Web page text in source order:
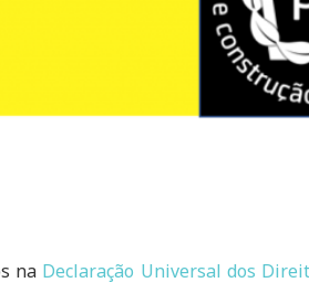
na Declaração Universal dos